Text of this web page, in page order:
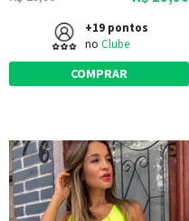
+19 pontos
no Clube
COMPRAR